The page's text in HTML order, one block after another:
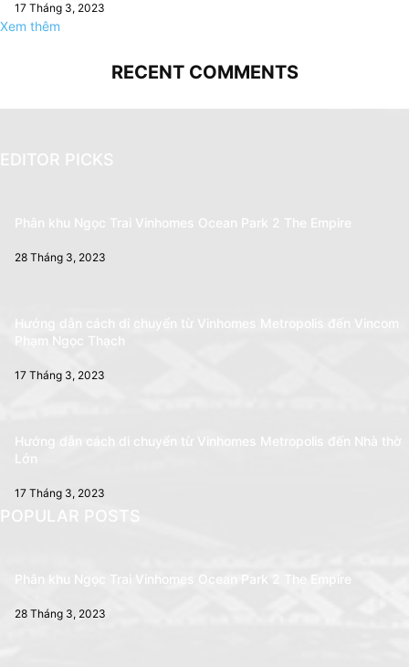
17 Tháng 3, 2023
Xem thêm
RECENT COMMENTS
EDITOR PICKS
Phân khu Ngọc Trai Vinhomes Ocean Park 2 The Empire
28 Tháng 3, 2023
Hướng dẫn cách di chuyển từ Vinhomes Metropolis đến Vincom
Phạm Ngọc Thạch
17 Tháng 3, 2023
Hướng dẫn cách di chuyển từ Vinhomes Metropolis đến Nhà thờ
Lớn
17 Tháng 3, 2023
POPULAR POSTS
Phân khu Ngọc Trai Vinhomes Ocean Park 2 The Empire
28 Tháng 3, 2023